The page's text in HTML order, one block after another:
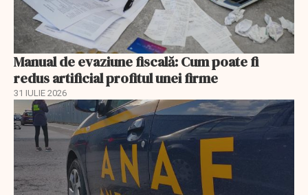
Manual de evaziune fiscală: Cum poate fi
redus artificial profitul unei firme
31 IULIE 2026